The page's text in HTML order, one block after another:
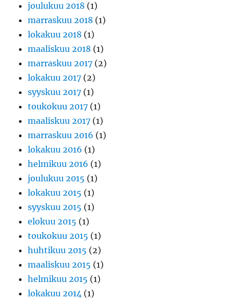
joulukuu 2018 (1)
marraskuu 2018 (1)
lokakuu 2018 (1)
maaliskuu 2018 (1)
marraskuu 2017 (2)
lokakuu 2017 (2)
syyskuu 2017 (1)
toukokuu 2017 (1)
maaliskuu 2017 (1)
marraskuu 2016 (1)
lokakuu 2016 (1)
helmikuu 2016 (1)
joulukuu 2015 (1)
lokakuu 2015 (1)
syyskuu 2015 (1)
elokuu 2015 (1)
toukokuu 2015 (1)
huhtikuu 2015 (2)
maaliskuu 2015 (1)
helmikuu 2015 (1)
lokakuu 2014 (1)